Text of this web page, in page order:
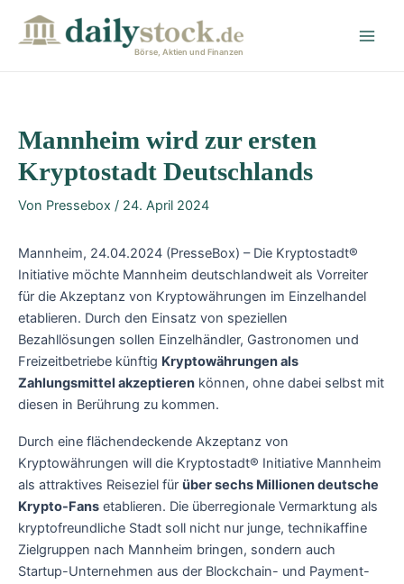
Börse, Aktien und Finanzen
Mannheim wird zur ersten
Kryptostadt Deutschlands
Von Pressebox / 24. April 2024
Mannheim, 24.04.2024 (PresseBox) – Die Kryptostadt®
Initiative möchte Mannheim deutschlandweit als Vorreiter
für die Akzeptanz von Kryptowährungen im Einzelhandel
etablieren. Durch den Einsatz von speziellen
Bezahllösungen sollen Einzelhändler, Gastronomen und
Freizeitbetriebe künftig Kryptowährungen als
Zahlungsmittel akzeptieren können, ohne dabei selbst mit
diesen in Berührung zu kommen.
Durch eine flächendeckende Akzeptanz von
Kryptowährungen will die Kryptostadt® Initiative Mannheim
als attraktives Reiseziel für über sechs Millionen deutsche
Krypto-Fans etablieren. Die überregionale Vermarktung als
kryptofreundliche Stadt soll nicht nur junge, technikaffine
Zielgruppen nach Mannheim bringen, sondern auch
Startup-Unternehmen aus der Blockchain- und Payment-